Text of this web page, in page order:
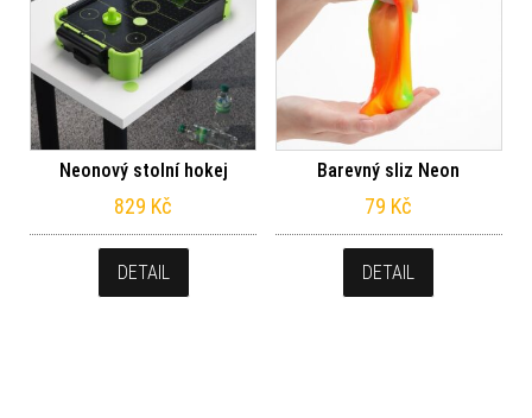
Neonový stolní hokej
829 Kč
DETAIL
Barevný sliz Neon
79 Kč
DETAIL